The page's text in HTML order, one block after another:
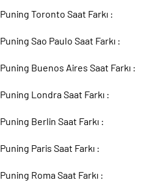
Puning Toronto Saat Farkı :
Puning Sao Paulo Saat Farkı :
Puning Buenos Aires Saat Farkı :
Puning Londra Saat Farkı :
Puning Berlin Saat Farkı :
Puning Paris Saat Farkı :
Puning Roma Saat Farkı :